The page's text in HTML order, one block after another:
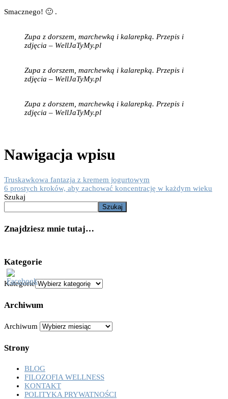
Smacznego! 🙂 .
Zupa z dorszem, marchewką i kalarepką. Przepis i
zdjęcia – WellJaTyMy.pl
Zupa z dorszem, marchewką i kalarepką. Przepis i
zdjęcia – WellJaTyMy.pl
Zupa z dorszem, marchewką i kalarepką. Przepis i
zdjęcia – WellJaTyMy.pl
Nawigacja wpisu
Truskawkowa fantazja z kremem jogurtowym
6 prostych kroków, aby zachować koncentrację w każdym wieku
Szukaj
Szukaj
Znajdziesz mnie tutaj…
Kategorie
Kategorie
Archiwum
Archiwum
Strony
BLOG
FILOZOFIA WELLNESS
KONTAKT
POLITYKA PRYWATNOŚCI